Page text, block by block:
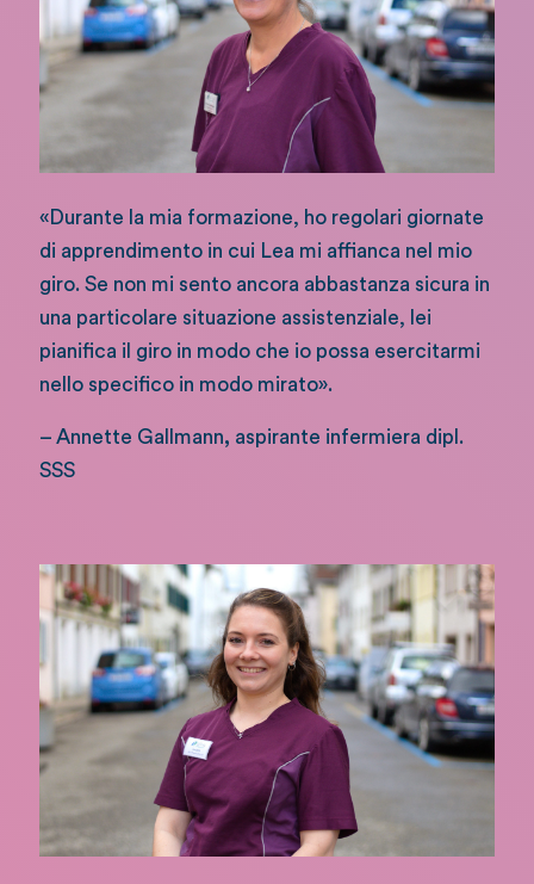
«Durante la mia formazione, ho regolari giornate
di apprendimento in cui Lea mi affianca nel mio
giro. Se non mi sento ancora abbastanza sicura in
una particolare situazione assistenziale, lei
pianifica il giro in modo che io possa esercitarmi
nello specifico in modo mirato».
– Annette Gallmann, aspirante infermiera dipl.
SSS